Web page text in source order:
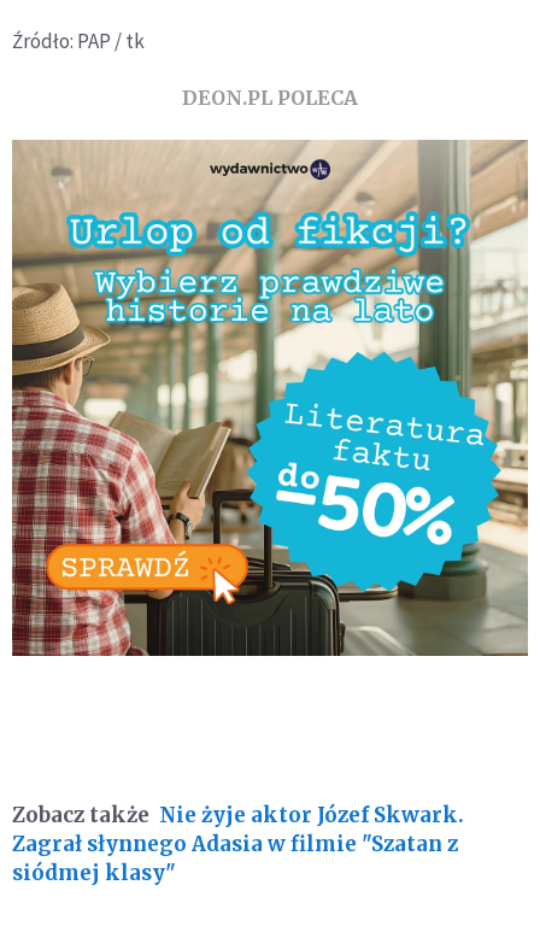
Źródło: PAP / tk
DEON.PL POLECA
Zobacz także Nie żyje aktor Józef Skwark.
Zagrał słynnego Adasia w filmie "Szatan z
siódmej klasy"